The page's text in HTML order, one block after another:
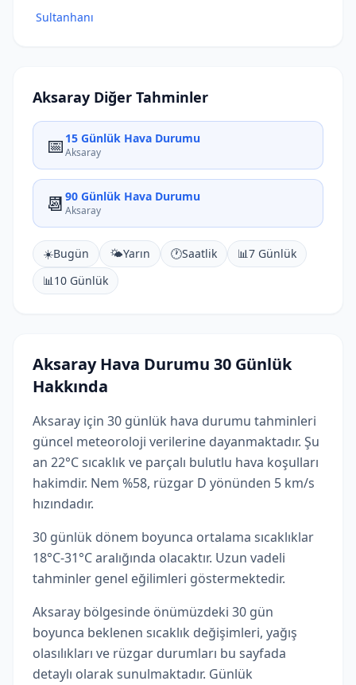
Sultanhanı
Aksaray Diğer Tahminler
📅 15 Günlük Hava Durumu
Aksaray
📆 90 Günlük Hava Durumu
Aksaray
☀️Bugün 🌤️Yarın 🕐Saatlik 📊7 Günlük
📊10 Günlük
Aksaray Hava Durumu 30 Günlük
Hakkında
Aksaray için 30 günlük hava durumu tahminleri
güncel meteoroloji verilerine dayanmaktadır. Şu
an 22°C sıcaklık ve parçalı bulutlu hava koşulları
hakimdir. Nem %58, rüzgar D yönünden 5 km/s
hızındadır.
30 günlük dönem boyunca ortalama sıcaklıklar
18°C-31°C aralığında olacaktır. Uzun vadeli
tahminler genel eğilimleri göstermektedir.
Aksaray bölgesinde önümüzdeki 30 gün
boyunca beklenen sıcaklık değişimleri, yağış
olasılıkları ve rüzgar durumları bu sayfada
detaylı olarak sunulmaktadır. Günlük